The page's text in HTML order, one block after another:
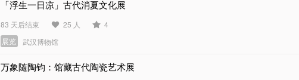
「浮生一日凉」古代消夏文化展
83 天后结束 25 人
4
展览
武汉博物馆
万象随陶钧：馆藏古代陶瓷艺术展